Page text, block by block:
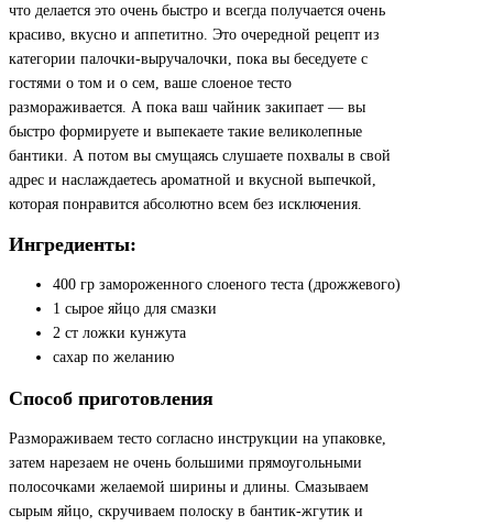
что делается это очень быстро и всегда получается очень
красиво, вкусно и аппетитно. Это очередной рецепт из
категории палочки-выручалочки, пока вы беседуете с
гостями о том и о сем, ваше слоеное тесто
размораживается. А пока ваш чайник закипает — вы
быстро формируете и выпекаете такие великолепные
бантики. А потом вы смущаясь слушаете похвалы в свой
адрес и наслаждаетесь ароматной и вкусной выпечкой,
которая понравится абсолютно всем без исключения.
Ингредиенты:
400 гр замороженного слоеного теста (дрожжевого)
1 сырое яйцо для смазки
2 ст ложки кунжута
сахар по желанию
Способ приготовления
Размораживаем тесто согласно инструкции на упаковке,
затем нарезаем не очень большими прямоугольными
полосочками желаемой ширины и длины. Смазываем
сырым яйцо, скручиваем полоску в бантик-жгутик и